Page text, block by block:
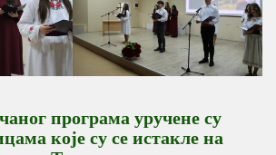
програма уручене су
које су се истакле на